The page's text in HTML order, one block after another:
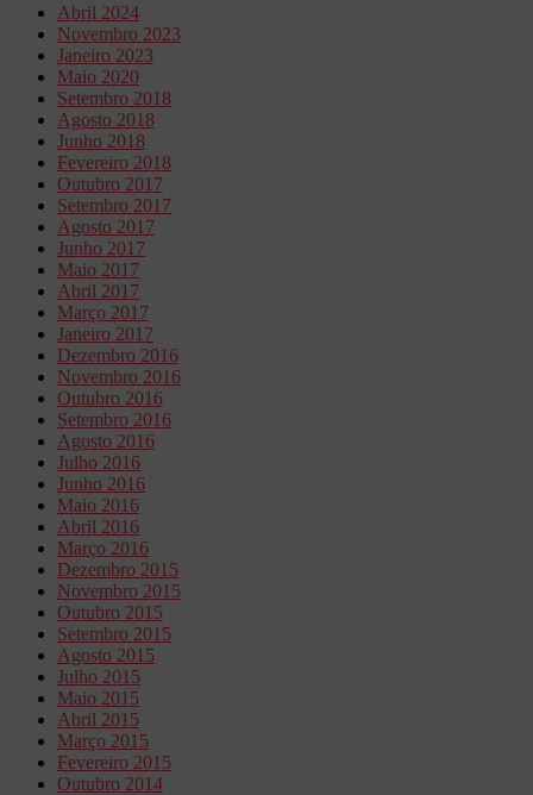
Abril 2024
Novembro 2023
Janeiro 2023
Maio 2020
Setembro 2018
Agosto 2018
Junho 2018
Fevereiro 2018
Outubro 2017
Setembro 2017
Agosto 2017
Junho 2017
Maio 2017
Abril 2017
Março 2017
Janeiro 2017
Dezembro 2016
Novembro 2016
Outubro 2016
Setembro 2016
Agosto 2016
Julho 2016
Junho 2016
Maio 2016
Abril 2016
Março 2016
Dezembro 2015
Novembro 2015
Outubro 2015
Setembro 2015
Agosto 2015
Julho 2015
Maio 2015
Abril 2015
Março 2015
Fevereiro 2015
Outubro 2014